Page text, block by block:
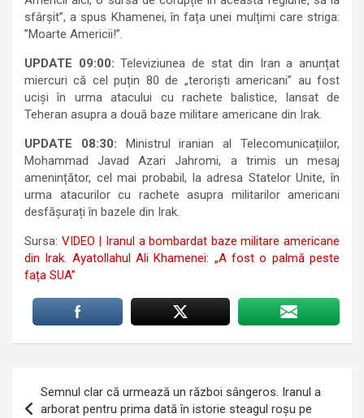
sfârșit”, a spus Khamenei, în fața unei mulțimi care striga:
”Moarte Americii!”.
UPDATE 09:00: Televiziunea de stat din Iran a anunțat
miercuri că cel puțin 80 de „teroriști americani” au fost
uciși în urma atacului cu rachete balistice, lansat de
Teheran asupra a două baze militare americane din Irak.
UPDATE 08:30: Ministrul iranian al Telecomunicațiilor,
Mohammad Javad Azari Jahromi, a trimis un mesaj
amenințător, cel mai probabil, la adresa Statelor Unite, în
urma atacurilor cu rachete asupra militarilor americani
desfășurați în bazele din Irak.
Sursa: VIDEO | Iranul a bombardat baze militare americane
din Irak. Ayatollahul Ali Khamenei: „A fost o palmă peste
fața SUA”
în
Semnul clar că urmează un război sângeros. Iranul a
arborat pentru prima dată în istorie steagul roşu pe